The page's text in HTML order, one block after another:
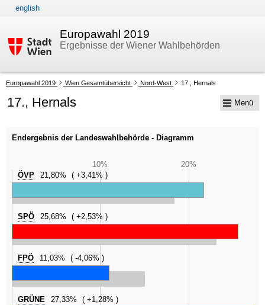
Europawahl 2019
Ergebnisse der Wiener Wahlbehörden
english
Ihre
Position:
Europawahl 2019 Wien Gesamtübersicht Nord-West 17., Hernals
17., Hernals
Endergebnis der Landeswahlbehörde - Diagramm
10%
20%
ÖVP
21,80% +3,41%
SPÖ 25,68% +2,53%
FPÖ 11,03% -4,06%
GRÜNE 27,33% +1,28%
Menü